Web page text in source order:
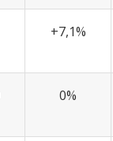
+7,1%
0%